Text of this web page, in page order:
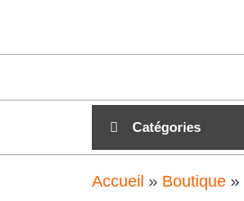
clubdial.fr
Catégories
Accueil » Boutique »